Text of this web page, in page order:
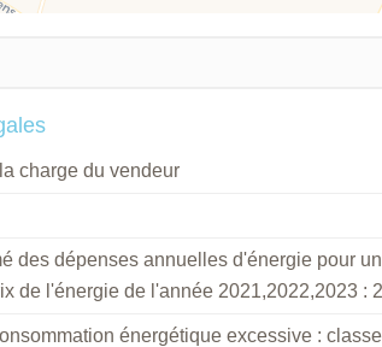
charge du vendeur
des dépenses annuelles d'énergie pour
de l'énergie de l'année 2021,2022,2023 :
énergétique excessive :